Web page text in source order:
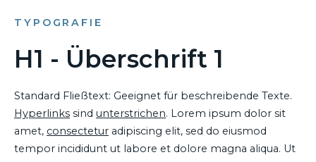
TYPOGRAFIE
H1 - Überschrift 1
Standard Fließtext: Geeignet für beschreibende Texte.
Hyperlinks sind unterstrichen. Lorem ipsum dolor sit
amet, consectetur adipiscing elit, sed do eiusmod
tempor incididunt ut labore et dolore magna aliqua. Ut